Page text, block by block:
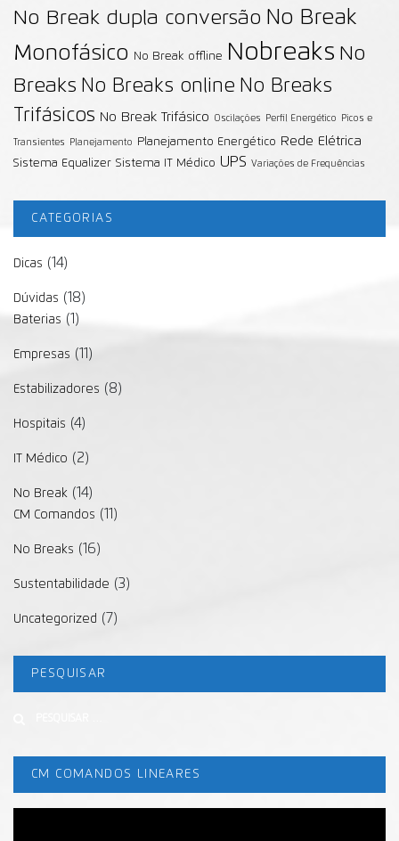
No Break dupla conversão No Break
Monofásico
No Break offline Nobreaks No
Breaks No Breaks online No Breaks
Trifásicos No Break Trifásico Oscilações Perfil Energético Picos e
Transientes Planejamento Planejamento Energético Rede Elétrica
Sistema Equalizer Sistema IT Médico UPS Variações de Frequências
CATEGORIAS
Dicas (14)
Dúvidas (18)
Baterias (1)
Empresas (11)
Estabilizadores (8)
Hospitais (4)
IT Médico (2)
No Break (14)
CM Comandos (11)
No Breaks (16)
Sustentabilidade (3)
Uncategorized (7)
PESQUISAR
CM COMANDOS LINEARES